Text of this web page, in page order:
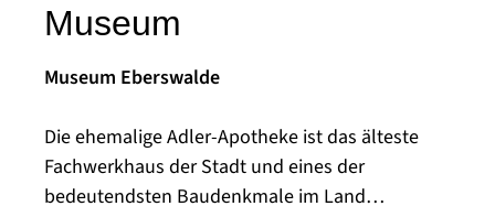
Museum
Museum Eberswalde
Die ehemalige Adler-Apotheke ist das älteste
Fachwerkhaus der Stadt und eines der
bedeutendsten Baudenkmale im Land